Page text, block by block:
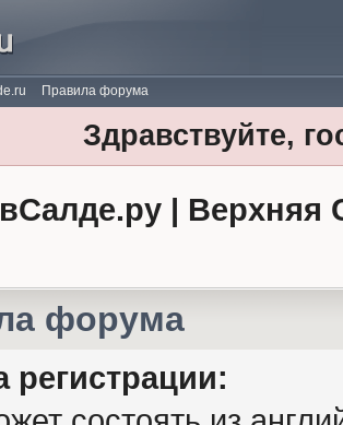
Правила форума
Здравствуйте,
| Верхняя
форума
регистрации: